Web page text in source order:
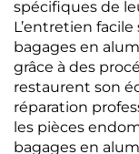
spécifiques de
L’entretien
bagages en
grâce à des
restaurent son
réparation
les pièces
bagages en